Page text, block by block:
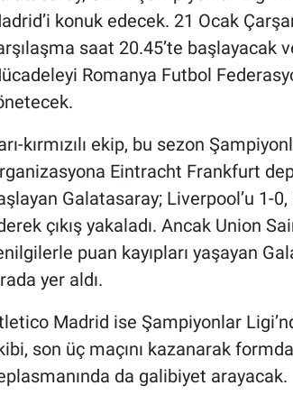
konuk edecek. 21 Ocak
saat 20.45’te başlayacak
Romanya Futbol
kırmızılı ekip, bu sezon
Eintracht Frankfurt
Galatasaray; Liverpool’u 1-
çıkış yakaladı. Ancak Union
puan kayıpları yaşayan
yer aldı.
Madrid ise Şampiyonlar
son üç maçını kazanarak
da galibiyet arayacak.